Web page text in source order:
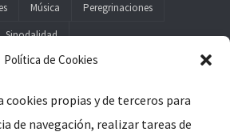
Política de Cookies
propias y de terceros para
de navegación, realizar tareas de
Música
Peregrinaciones
Sinodalidad